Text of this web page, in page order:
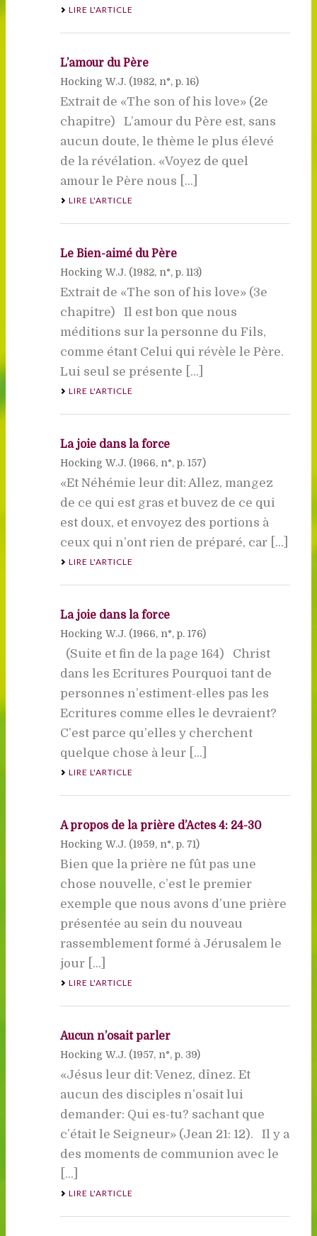
LIRE L'ARTICLE
L’amour du Père
Hocking W.J. (1982, n°, p. 16)
Extrait de «The son of his love» (2e
chapitre) L’amour du Père est, sans
aucun doute, le thème le plus élevé
de la révélation. «Voyez de quel
amour le Père nous [...]
LIRE L'ARTICLE
Le Bien-aimé du Père
Hocking W.J. (1982, n°, p. 113)
Extrait de «The son of his love» (3e
chapitre) Il est bon que nous
méditions sur la personne du Fils,
comme étant Celui qui révèle le Père.
Lui seul se présente [...]
LIRE L'ARTICLE
La joie dans la force
Hocking W.J. (1966, n°, p. 157)
«Et Néhémie leur dit: Allez, mangez
de ce qui est gras et buvez de ce qui
est doux, et envoyez des portions à
ceux qui n’ont rien de préparé, car [...]
LIRE L'ARTICLE
La joie dans la force
Hocking W.J. (1966, n°, p. 176)
(Suite et fin de la page 164) Christ
dans les Ecritures Pourquoi tant de
personnes n’estiment-elles pas les
Ecritures comme elles le devraient?
C’est parce qu’elles y cherchent
quelque chose à leur [...]
LIRE L'ARTICLE
A propos de la prière d’Actes 4: 24-30
Hocking W.J. (1959, n°, p. 71)
Bien que la prière ne fût pas une
chose nouvelle, c’est le premier
exemple que nous avons d’une prière
présentée au sein du nouveau
rassemblement formé à Jérusalem le
jour [...]
LIRE L'ARTICLE
Aucun n’osait parler
Hocking W.J. (1957, n°, p. 39)
«Jésus leur dit: Venez, dînez. Et
aucun des disciples n’osait lui
demander: Qui es-tu? sachant que
c’était le Seigneur» (Jean 21: 12). Il y a
des moments de communion avec le
[...]
LIRE L'ARTICLE